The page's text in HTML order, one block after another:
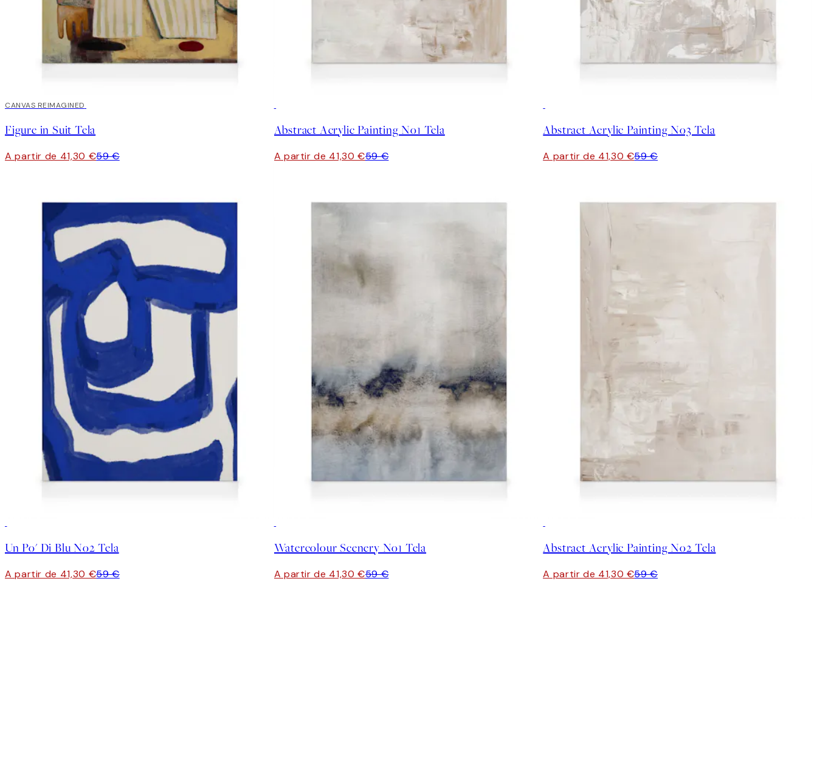
30%*
CANVAS REIMAGINED
Figure in Suit Tela
A partir de 41,30 €59 €
Abstract Acrylic Painting No1 Tela
A partir de 41,30 €59 €
Abstract Acrylic Painting No3 Tela
A partir de 41,30 €59 €
Un Po' Di Blu No2 Tela
A partir de 41,30 €59 €
Watercolour Scenery No1 Tela
A partir de 41,30 €59 €
Abstract Acrylic Painting No2 Tela
A partir de 41,30 €59 €